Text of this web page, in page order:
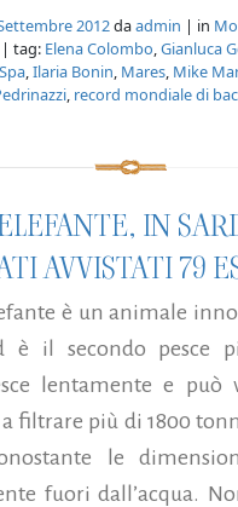
2012daadmin | in
| tag: Elena Colombo,Gianluca
,Ilaria Bonin, Mares, Mike
, record mondiale di
IN
AVVISTATI 79
è un animale
è il secondo pesce
lentamente e può
filtrare più di 1800
le
fuori dall’acqua.